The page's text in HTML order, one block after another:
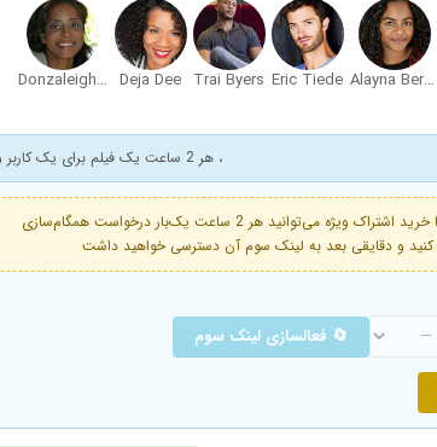
Alayna Bernard
Eric Tiede
Trai Byers
Deja Dee
Donzaleigh Abernathy
، هر 2 ساعت یک فیلم برای یک کاربر ویژه
فعال است. با خرید اشتراک ویژه می‌توانید هر 2 ساعت یک‌بار درخواست همگام‌سازی
🔄 فعالسازی لینک سوم